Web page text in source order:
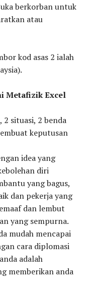
berkorban untuk
atau
kod asas 2 ialah
Metafizik Excel
situasi, 2 benda
keputusan
idea yang
diri
yang bagus,
dan pekerja yang
dan lembut
yang sempurna.
mudah mencapai
cara diplomasi
adalah
memberikan anda